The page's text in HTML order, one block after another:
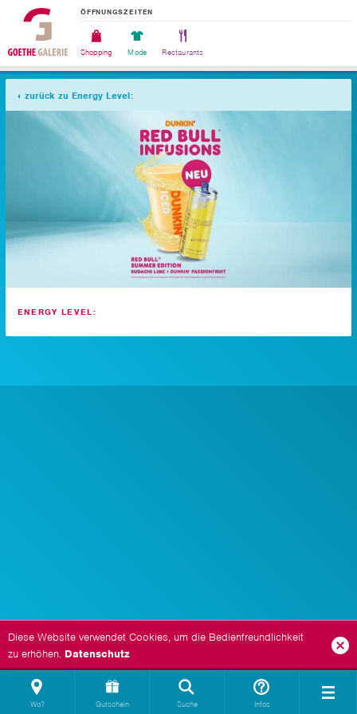
Diese Website verwendet Cookies, um die Bedienfreundlichkeit
zu erhöhen. Datenschutz
ÖFFNUNGSZEITEN
Shopping Mode Restaurants
zurück zu Energy Level:
ENERGY LEVEL:
Wo? Gutschein Suche Infos